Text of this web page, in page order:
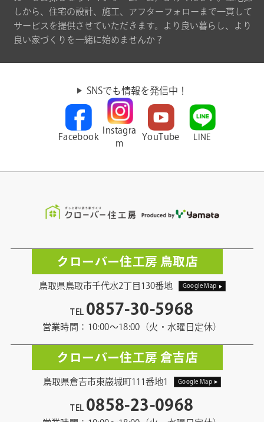
しから、住宅の設計、施工、アフターフォローまで一貫して
サービスを提供させていただきます。より良い暮らし、より
良い家づくりを一緒に始めませんか？
SNSでも情報を発信中！
Facebook
Instagra
m
YouTube LINE
クローバー住工房 鳥取店
鳥取県鳥取市千代水2丁目130番地 Google Map
TEL 0857-30-5968
営業時間：10:00〜18:00（火・水曜日定休）
クローバー住工房 倉吉店
鳥取県倉吉市東巌城町111番地1 Google Map
TEL 0858-23-0968